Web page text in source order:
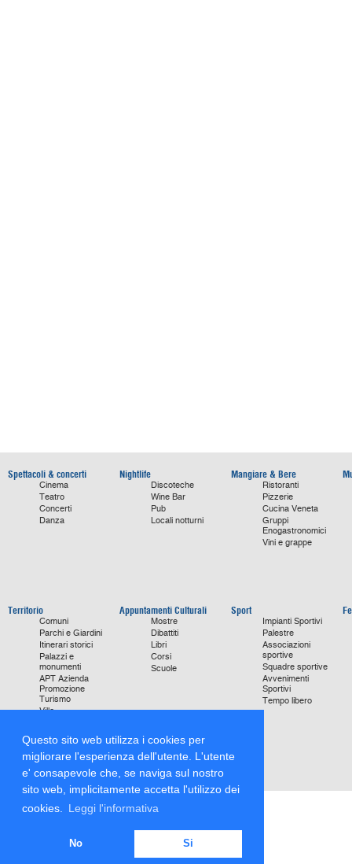
Questo sito web utilizza i cookies per
migliorare l'esperienza dell'utente. L'utente
e' consapevole che, se naviga sul nostro
sito web, implicitamente accetta l'utilizzo dei
cookies.
Leggi l'informativa
No Si
Spettacoli & concerti
Cinema
Teatro
Concerti
Danza
Nightlife
Discoteche
Wine Bar
Pub
Locali notturni
Mangiare & Bere
Ristoranti
Pizzerie
Cucina Veneta
Gruppi
Enogastronomici
Vini e grappe
Territorio
Comuni
Parchi e Giardini
Itinerari storici
Palazzi e
monumenti
APT Azienda
Promozione
Turismo
Ville
Storie di Successo
Focus on
Appuntamenti Culturali
Mostre
Dibattiti
Libri
Corsi
Scuole
Sport
Impianti Sportivi
Palestre
Associazioni
sportive
Squadre sportive
Avvenimenti
Sportivi
Tempo libero